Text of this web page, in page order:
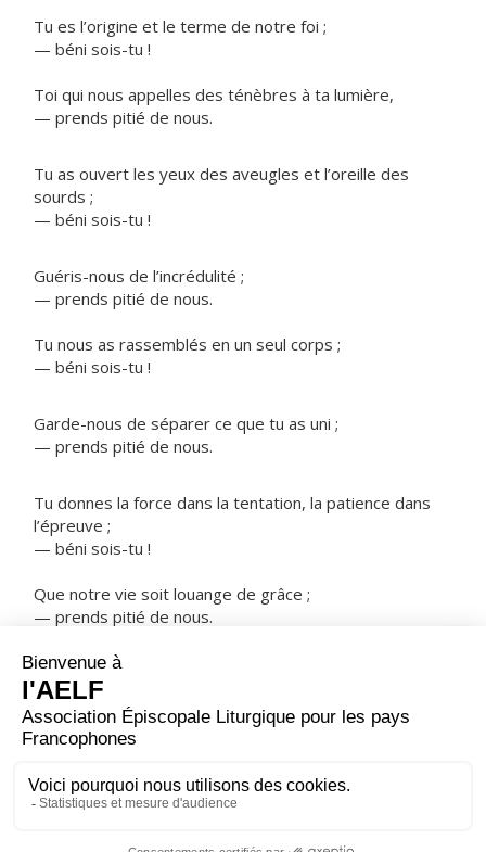
Tu es l’origine et le terme de notre foi ;
— béni sois-tu !
Toi qui nous appelles des ténèbres à ta lumière,
— prends pitié de nous.
Tu as ouvert les yeux des aveugles et l’oreille des
sourds ;
— béni sois-tu !
Guéris-nous de l’incrédulité ;
— prends pitié de nous.
Tu nous as rassemblés en un seul corps ;
— béni sois-tu !
Garde-nous de séparer ce que tu as uni ;
— prends pitié de nous.
Tu donnes la force dans la tentation, la patience dans
l’épreuve ;
— béni sois-tu !
Que notre vie soit louange de grâce ;
— prends pitié de nous.
NOTRE PÈRE
ORAISON
sang de ton Fils, rappelle à ton peuple le pardon que tu
lui offres, et rends-lui la joie d’être sauvé.